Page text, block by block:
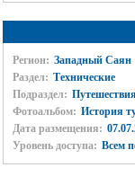
Регион: Западный Саян
Раздел: Технические
Подраздел: Путешествия
Фотоальбом: История
Дата размещения:
Уровень доступа: Всем